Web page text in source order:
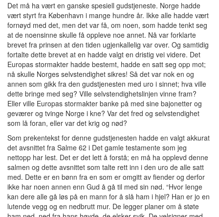
Det må ha vært en ganske spesiell gudstjeneste. Norge hadde
vært styrt fra København i mange hundre år. Ikke alle hadde vært
fornøyd med det, men det var få, om noen, som hadde tenkt seg
at de noensinne skulle få oppleve noe annet. Nå var forklarte
brevet fra prinsen at den tiden ugjenkallelig var over. Og samtidig
fortalte dette brevet at en hadde valgt en dristig vei videre. Det
Europas stormakter hadde bestemt, hadde en satt seg opp mot;
nå skulle Norges selvstendighet sikres! Så det var nok en og
annen som gikk fra den gudstjenesten med uro i sinnet; hva ville
dette bringe med seg? Ville selvstendighetslinjen vinne fram?
Eller ville Europas stormakter banke på med sine bajonetter og
geværer og tvinge Norge i kne? Var det fred og selvstendighet
som lå foran, eller var det krig og nød?
Som prekentekst for denne gudstjenesten hadde en valgt akkurat
det avsnittet fra Salme 62 i Det gamle testamente som jeg
nettopp har lest. Det er det lett å forstå; en må ha opplevd denne
salmen og dette avsnittet som talte rett inn i den uro de alle satt
med. Dette er en bønn fra en som er omgitt av fiender og derfor
ikke har noen annen enn Gud å gå til med sin nød. “Hvor lenge
kan dere alle gå løs på en mann for å slå ham i hjel? Han er jo en
lutende vegg og en nedbrutt mur. De legger planer om å støte